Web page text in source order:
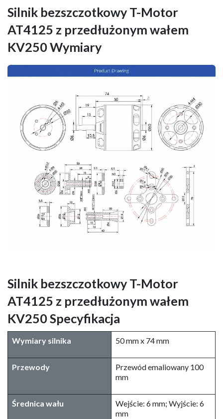
Silnik bezszczotkowy T-Motor
AT4125 z przedłużonym wałem
KV250 Wymiary
Silnik bezszczotkowy T-Motor
AT4125 z przedłużonym wałem
KV250 Specyfikacja
Wymiary silnika 50 mm x 74 mm
Przewody
Przewód emaliowany 100
mm
Średnica wału
Wejście: 6 mm; Wyjście: 6
mm